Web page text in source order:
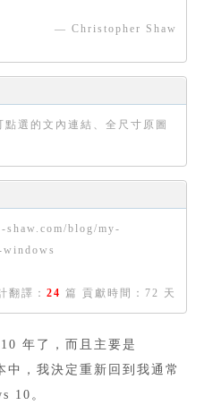
— Christopher Shaw
點選的文內連結、全尺寸原圖
blog/my-
譯： 24 篇 貢獻時間：72 天
年了，而且主要是
，我決定重新回到我通常
10。